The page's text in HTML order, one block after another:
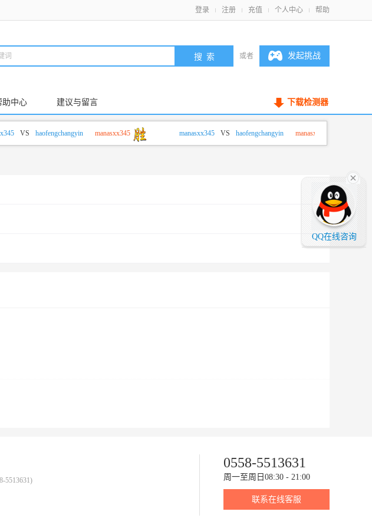
登录 注册 充值 个人中心 帮助
或者 发起挑战
助中心 建议与留言 下载检测器
VS haofengchangyin manasxx345 manasxx345 VS haofengchangyin manasxx345
5513631)
0558-5513631
周一至周日08:30 - 21:00
联系在线客服
QQ在线咨询